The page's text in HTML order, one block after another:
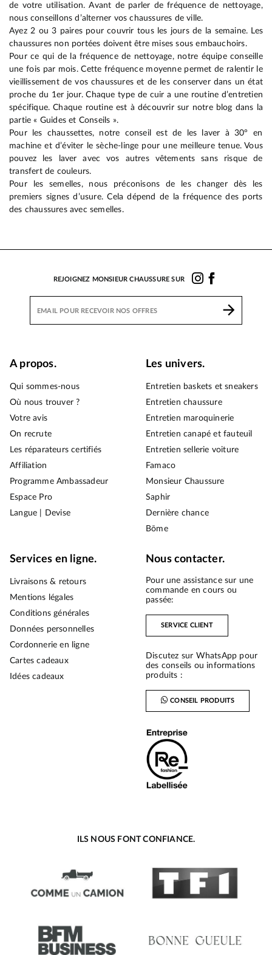
de votre utilisation. Avant de parler de fréquence de nettoyage,
nous conseillons d’alterner vos chaussures de ville.
Ayez 2 ou 3 paires pour couvrir tous les jours de la semaine. Les
chaussures non portées doivent être mises sous embauchoirs.
Pour ce qui de la fréquence de nettoyage, notre équipe conseille
une fois par mois. Cette fréquence moyenne permet de ralentir le
vieillissement de vos chaussures et de les conserver dans un état
proche du 1er jour. Chaque type de cuir a une routine d’entretien
spécifique. Chaque routine est à découvrir sur notre blog dans la
partie « Guides et Conseils ».
Pour les chaussettes, notre conseil est de les laver à 30° en
machine et d’éviter le sèche-linge pour une meilleure tenue. Vous
pouvez les laver avec vos autres vêtements sans risque de
transfert de couleurs.
Pour les semelles, nous préconisons de les changer dès les
premiers signes d’usure. Cela dépend de la fréquence des ports
des chaussures avec semelles.
REJOIGNEZ MONSIEUR CHAUSSURE SUR
A propos.
Qui sommes-nous
Où nous trouver ?
Votre avis
On recrute
Les réparateurs certifiés
Affiliation
Programme Ambassadeur
Espace Pro
Langue | Devise
Les univers.
Entretien baskets et sneakers
Entretien chaussure
Entretien maroquinerie
Entretien canapé et fauteuil
Entretien sellerie voiture
Famaco
Monsieur Chaussure
Saphir
Dernière chance
Bōme
Services en ligne.
Livraisons & retours
Mentions légales
Conditions générales
Données personnelles
Cordonnerie en ligne
Cartes cadeaux
Idées cadeaux
Nous contacter.
Pour une assistance sur une
commande en cours ou
passée:
SERVICE CLIENT
Discutez sur WhatsApp pour
des conseils ou informations
produits :
CONSEIL PRODUITS
ILS NOUS FONT CONFIANCE.